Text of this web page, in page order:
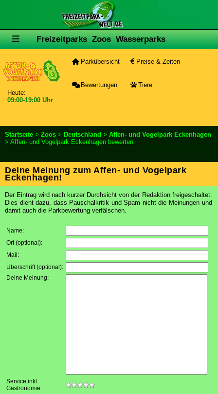
Freizeitparks Zoos Wasserparks
Heute:
09:00-19:00 Uhr
Parkübersicht Preise & Zeiten
Bewertungen Tiere
Startseite > Zoos > Deutschland > Affen- und Vogelpark Eckenhagen
> Affen- und Vogelpark Eckenhagen bewerten
Deine Meinung zum Affen- und Vogelpark
Eckenhagen!
Der Eintrag wird nach kurzer Durchsicht von der Redaktion freigeschaltet.
Dies dient dazu, dass Pauschalkritik und Spam nicht die Meinungen und
damit auch die Parkbewertung verfälschen.
Name:
Ort (optional):
Mail:
Überschrift (optional):
Deine Meinung:
Service inkl.
Gastronomie: